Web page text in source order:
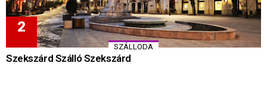
SZÁLLODA
Szekszárd Szálló Szekszárd